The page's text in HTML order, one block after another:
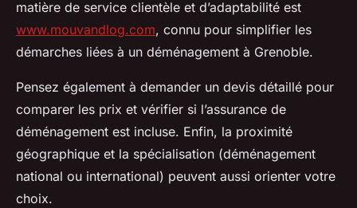
matière de service clientèle et d’adaptabilité est
www.mouvandlog.com, connu pour simplifier les
démarches liées à un déménagement à Grenoble.
Pensez également à demander un devis détaillé pour
comparer les prix et vérifier si l’assurance de
déménagement est incluse. Enfin, la proximité
géographique et la spécialisation (déménagement
national ou international) peuvent aussi orienter votre
choix.